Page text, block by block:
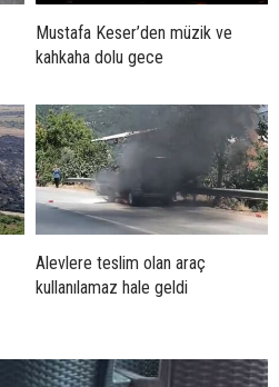
Mustafa Keser’den müzik ve
kahkaha dolu gece
Alevlere teslim olan araç
kullanılamaz hale geldi